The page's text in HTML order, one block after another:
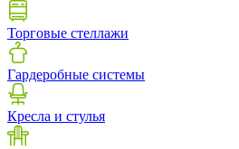
Торговые стеллажи
Гардеробные системы
Кресла и стулья